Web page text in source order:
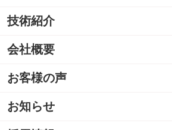
技術紹介
会社概要
お客様の声
お知らせ